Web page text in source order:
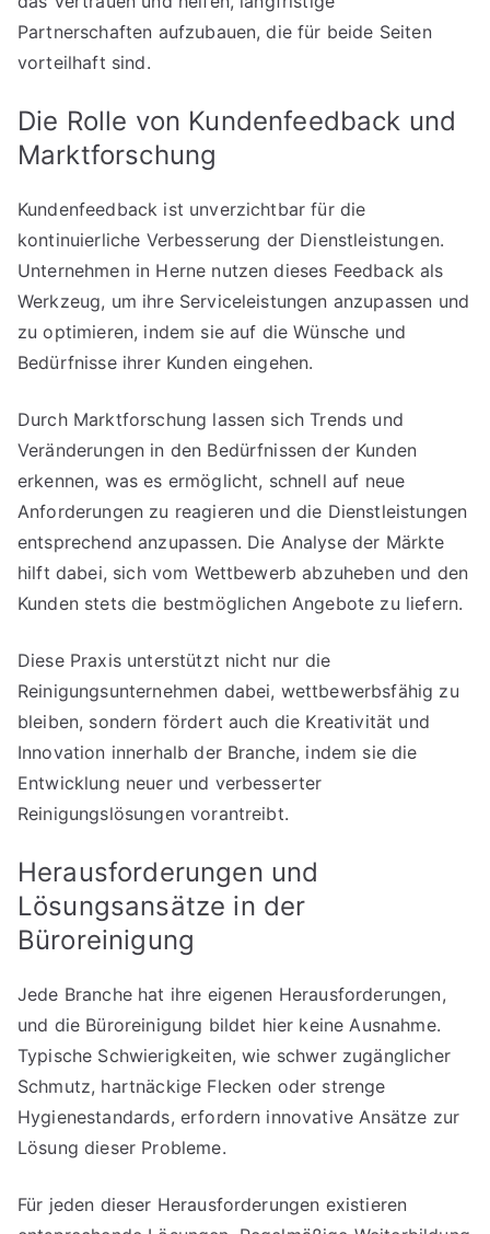
Partnerschaften aufzubauen, die für beide Seiten
vorteilhaft sind.
Die Rolle von Kundenfeedback und
Marktforschung
Kundenfeedback ist unverzichtbar für die
kontinuierliche Verbesserung der Dienstleistungen.
Unternehmen in Herne nutzen dieses Feedback als
Werkzeug, um ihre Serviceleistungen anzupassen und
zu optimieren, indem sie auf die Wünsche und
Bedürfnisse ihrer Kunden eingehen.
Durch Marktforschung lassen sich Trends und
Veränderungen in den Bedürfnissen der Kunden
erkennen, was es ermöglicht, schnell auf neue
Anforderungen zu reagieren und die Dienstleistungen
entsprechend anzupassen. Die Analyse der Märkte
hilft dabei, sich vom Wettbewerb abzuheben und den
Kunden stets die bestmöglichen Angebote zu liefern.
Diese Praxis unterstützt nicht nur die
Reinigungsunternehmen dabei, wettbewerbsfähig zu
bleiben, sondern fördert auch die Kreativität und
Innovation innerhalb der Branche, indem sie die
Entwicklung neuer und verbesserter
Reinigungslösungen vorantreibt.
Herausforderungen und
Lösungsansätze in der
Büroreinigung
Jede Branche hat ihre eigenen Herausforderungen,
und die Büroreinigung bildet hier keine Ausnahme.
Typische Schwierigkeiten, wie schwer zugänglicher
Schmutz, hartnäckige Flecken oder strenge
Hygienestandards, erfordern innovative Ansätze zur
Lösung dieser Probleme.
Für jeden dieser Herausforderungen existieren